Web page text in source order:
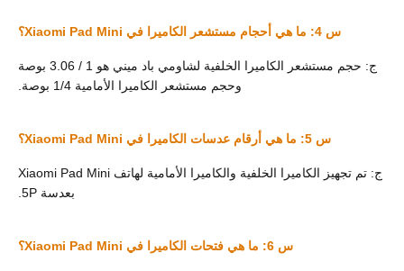
س 4: ما هي أحجام مستشعر الكاميرا في Xiaomi Pad Mini؟
ج: حجم مستشعر الكاميرا الخلفية لشاومي باد ميني هو 1 / 3.06 بوصة
وحجم مستشعر الكاميرا الأمامية 1/4 بوصة.
س 5: ما هي أرقام عدسات الكاميرا في Xiaomi Pad Mini؟
ج: تم تجهيز الكاميرا الخلفية والكاميرا الأمامية لهاتف Xiaomi Pad Mini
بعدسة 5P.
س 6: ما هي فتحات الكاميرا في Xiaomi Pad Mini؟